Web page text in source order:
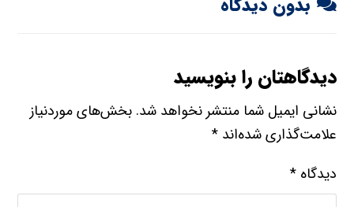
دیدگاهتان را بنویسید
نشانی ایمیل شما منتشر نخواهد شد. بخش‌های موردنیاز
علامت‌گذاری شده‌اند*
دیدگاه*